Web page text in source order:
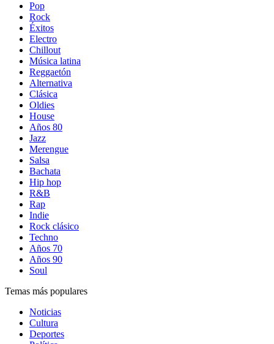
Pop
Rock
Éxitos
Electro
Chillout
Música latina
Reggaetón
Alternativa
Clásica
Oldies
House
Años 80
Jazz
Merengue
Salsa
Bachata
Hip hop
R&B
Rap
Indie
Rock clásico
Techno
Años 70
Años 90
Soul
Temas más populares
Noticias
Cultura
Deportes